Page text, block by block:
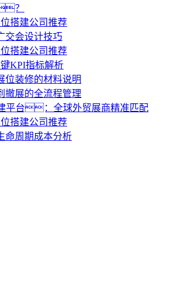
？
搭建公司推荐
交会设计技巧
搭建公司推荐
KPI指标解析
装修的材料说明
展的全流程管理
平台：全球外贸展商精准匹配
搭建公司推荐
周期成本分析